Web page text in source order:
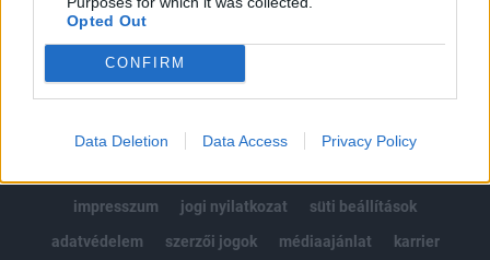
Opted Out
CONFIRM
Data Deletion Data Access Privacy Policy
impresszum
jogi nyilatkozat
süti beállítások
adatvédelem
szerzői jogok médiaajánlat karrier